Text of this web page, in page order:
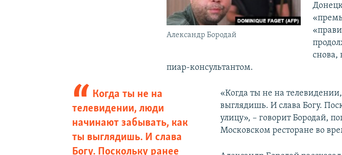
Александр Бородай
снова,
пиар-консультантом.
Когда ты не на
телевидении, люди
начинают забывать, как
ты выглядишь. И слава
Богу. Поскольку ранее
«Когда ты не на
выглядишь. И слава Богу.
улицу», – говорит Бородай,
Московском ресторане во